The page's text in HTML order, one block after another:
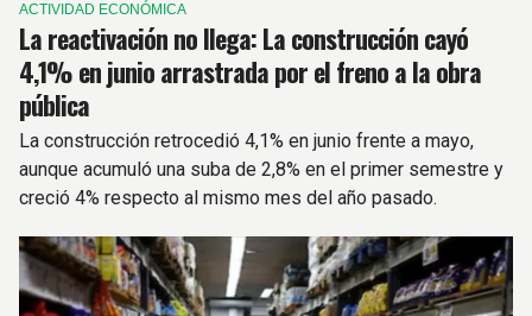
ACTIVIDAD ECONÓMICA
La reactivación no llega: La construcción cayó
4,1% en junio arrastrada por el freno a la obra
pública
La construcción retrocedió 4,1% en junio frente a mayo,
aunque acumuló una suba de 2,8% en el primer semestre y
creció 4% respecto al mismo mes del año pasado.